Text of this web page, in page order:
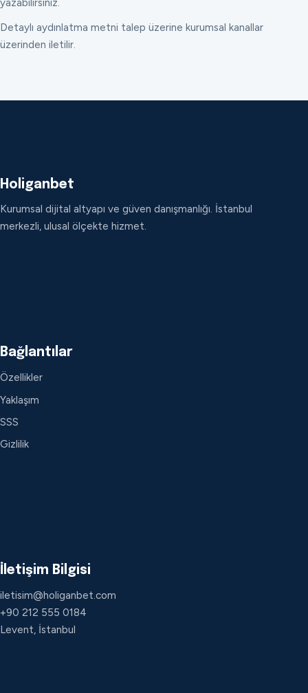
yazabilirsiniz.
Detaylı aydınlatma metni talep üzerine kurumsal kanallar
üzerinden iletilir.
Holiganbet
Kurumsal dijital altyapı ve güven danışmanlığı. İstanbul
merkezli, ulusal ölçekte hizmet.
Bağlantılar
Özellikler
Yaklaşım
SSS
Gizlilik
İletişim Bilgisi
iletisim@holiganbet.com
+90 212 555 0184
Levent, İstanbul